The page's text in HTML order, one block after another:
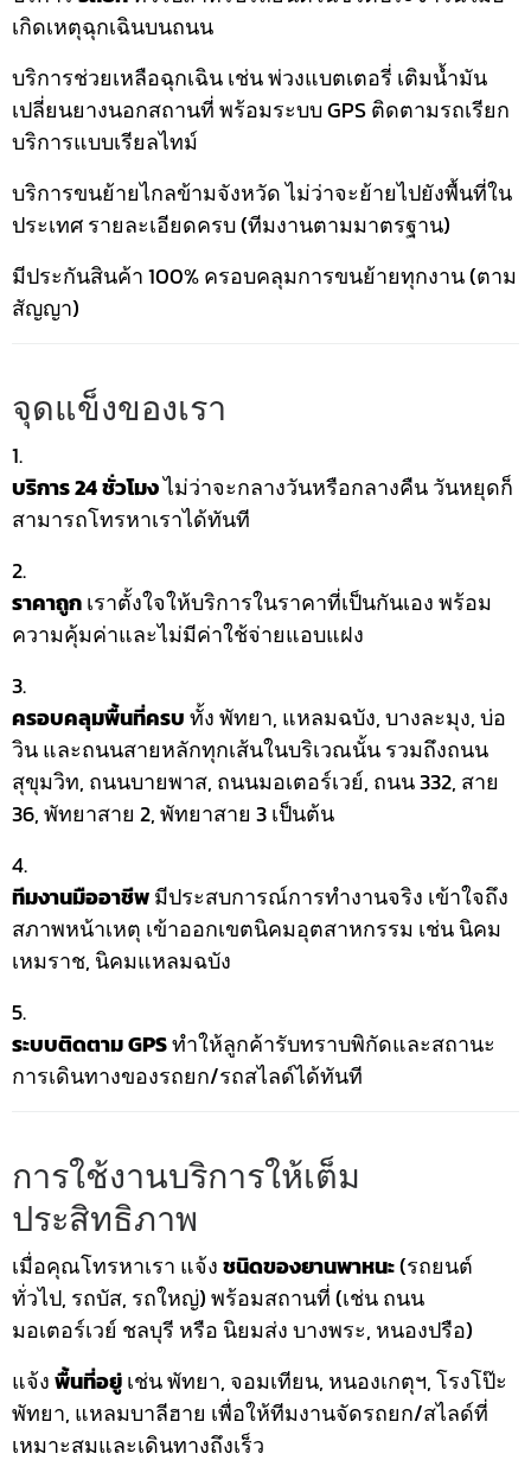
เกิดเหตุฉุกเฉินบนถนน
บริการช่วยเหลือฉุกเฉิน เช่น พ่วงแบตเตอรี่ เติมน้ำมัน
เปลี่ยนยางนอกสถานที่ พร้อมระบบ GPS ติดตามรถเรียก
บริการแบบเรียลไทม์
บริการขนย้ายไกลข้ามจังหวัด ไม่ว่าจะย้ายไปยังพื้นที่ใน
ประเทศ รายละเอียดครบ (ทีมงานตามมาตรฐาน)
มีประกันสินค้า 100% ครอบคลุมการขนย้ายทุกงาน (ตาม
สัญญา)
จุดแข็งของเรา
บริการ 24 ชั่วโมงไม่ว่าจะกลางวันหรือกลางคืน วันหยุดก็
สามารถโทรหาเราได้ทันที
ราคาถูกเราตั้งใจให้บริการในราคาที่เป็นกันเอง พร้อม
ความคุ้มค่าและไม่มีค่าใช้จ่ายแอบแฝง
ครอบคลุมพื้นที่ครบทั้ง พัทยา, แหลมฉบัง, บางละมุง, บ่อ
วิน และถนนสายหลักทุกเส้นในบริเวณนั้น รวมถึงถนน
สุขุมวิท, ถนนบายพาส, ถนนมอเตอร์เวย์, ถนน 332, สาย
36, พัทยาสาย 2, พัทยาสาย 3 เป็นต้น
ทีมงานมืออาชีพมีประสบการณ์การทำงานจริง เข้าใจถึง
สภาพหน้าเหตุ เข้าออกเขตนิคมอุตสาหกรรม เช่น นิคม
เหมราช, นิคมแหลมฉบัง
ระบบติดตาม GPSทำให้ลูกค้ารับทราบพิกัดและสถานะ
การเดินทางของรถยก/รถสไลด์ได้ทันที
การใช้งานบริการให้เต็ม
ประสิทธิภาพ
เมื่อคุณโทรหาเรา แจ้งชนิดของยานพาหนะ(รถยนต์
ทั่วไป, รถบัส, รถใหญ่) พร้อมสถานที่ (เช่น ถนน
มอเตอร์เวย์ ชลบุรี หรือ นิยมส่ง บางพระ, หนองปรือ)
แจ้งพื้นที่อยู่เช่น พัทยา, จอมเทียน, หนองเกตุฯ, โรงโป๊ะ
พัทยา, แหลมบาลีฮาย เพื่อให้ทีมงานจัดรถยก/สไลด์ที่
เหมาะสมและเดินทางถึงเร็ว